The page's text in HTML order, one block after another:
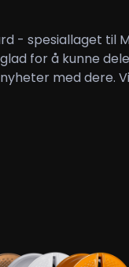
- spesiallaget til
for å kunne dele
med dere.